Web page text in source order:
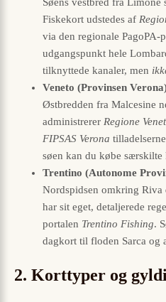
Fiskekort udstedes af
via den regionale
udgangspunkt hele
tilknyttede kanaler, men
Veneto (Provinsen
Østbredden fra Malcesine
administrerer Regione
FIPSAS Verona
søen kan du købe
Trentino (Autonome
Nordspidsen omkring Riva
har sit eget, detaljerede
portalen Trentino Fishing.
dagkort til floden Sarca og
2. Korttyper og